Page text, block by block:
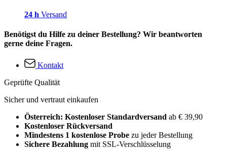
24 h Versand
Benötigst du Hilfe zu deiner Bestellung? Wir beantworten
gerne deine Fragen.
Kontakt
Geprüfte Qualität
Sicher und vertraut einkaufen
Österreich: Kostenloser Standardversand ab € 39,90
Kostenloser Rückversand
Mindestens 1 kostenlose Probe zu jeder Bestellung
Sichere Bezahlung mit SSL-Verschlüsselung